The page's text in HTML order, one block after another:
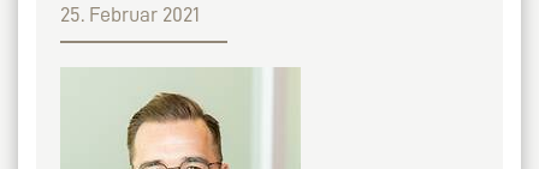
25. Februar 2021